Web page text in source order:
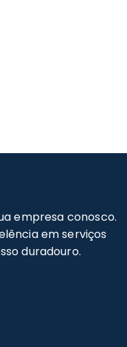
empresa conosco.
em serviços
duradouro.